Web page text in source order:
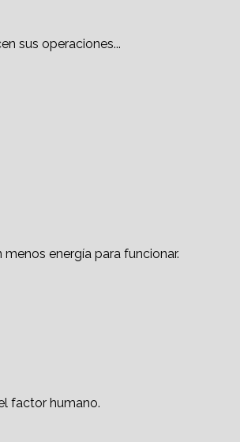
sus operaciones...